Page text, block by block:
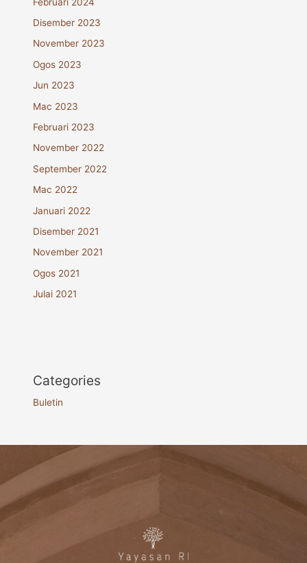
Disember 2023
November 2023
Ogos 2023
Jun 2023
Mac 2023
Februari 2023
November 2022
September 2022
Mac 2022
Januari 2022
Disember 2021
November 2021
Ogos 2021
Julai 2021
Categories
Buletin